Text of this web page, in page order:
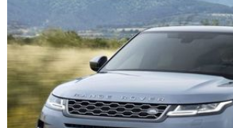
Electriques
Utilitaires
Flottes
Auto